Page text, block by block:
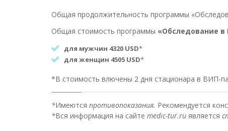
Общая продолжительность программы
Общая стоимость программы «Обследование
для мужчин 4320 USD*
для женщин 4505 USD*
*В стоимость влючены 2 дня стационара в ВИП-
*Имеются противопоказания. Рекомендуется
*Вся информация на сайте medic-tur.ru является